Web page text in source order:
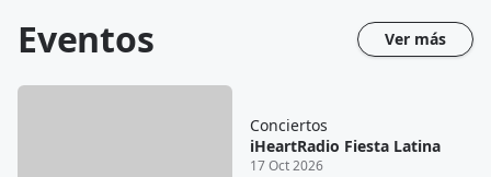
Eventos Ver más
Conciertos
iHeartRadio Fiesta Latina
17 Oct 2026